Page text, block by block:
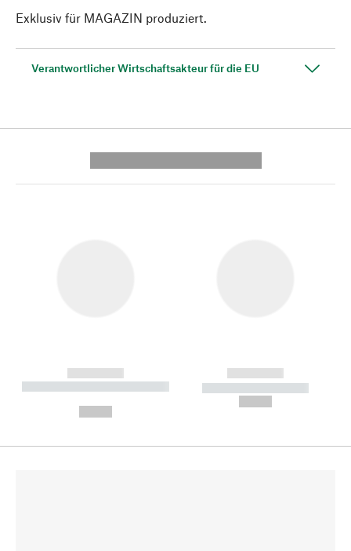
Exklusiv für MAGAZIN produziert.
Verantwortlicher Wirtschaftsakteur für die EU
------------
----------- ----------- --------
------------
----------- -----------